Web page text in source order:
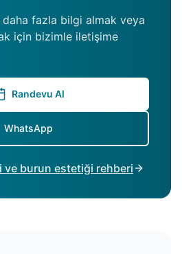
daha fazla bilgi almak veya
için bizimle iletişime
Randevu Al
WhatsApp
burun estetiği rehberi